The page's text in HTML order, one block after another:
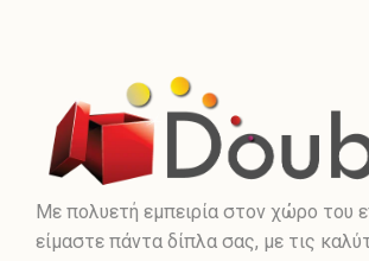
Με πολυετή εμπειρία στον χώρο του
είμαστε πάντα δίπλα σας, με τις